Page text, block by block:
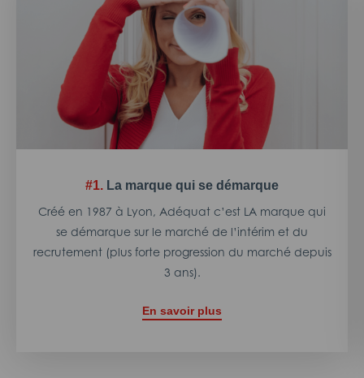
#1. La marque qui se démarque
Créé en 1987 à Lyon, Adéquat c’est LA marque qui
se démarque sur le marché de l’intérim et du
recrutement (plus forte progression du marché depuis
3 ans).
En savoir plus